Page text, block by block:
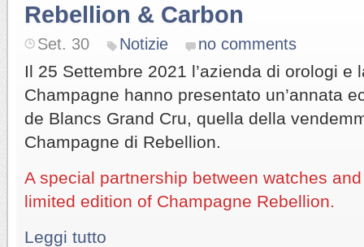
Rebellion & Carbon
Set. 30 Notizie no comments
Il 25 Settembre 2021 l’azienda di orologi e
Champagne hanno presentato un’annata
de Blancs Grand Cru, quella della
Champagne di Rebellion.
A special partnership between watches
limited edition of Champagne Rebellion.
Leggi tutto